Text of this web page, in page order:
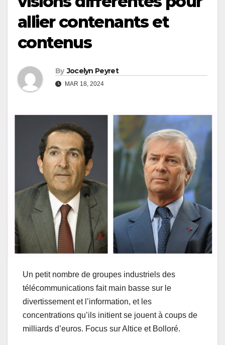
allier contenants et
contenus
By Jocelyn Peyret
MAR 18, 2024
Un petit nombre de groupes industriels des
télécommunications fait main basse sur le
divertissement et l’information, et les
concentrations qu’ils initient se jouent à coups de
milliards d’euros. Focus sur Altice et Bolloré.